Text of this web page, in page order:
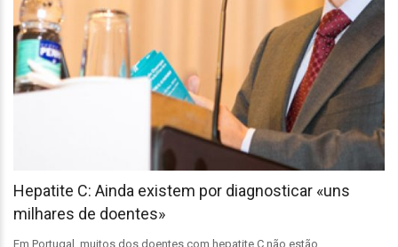
Hepatite C: Ainda existem por diagnosticar «uns
milhares de doentes»
Em Portugal, muitos dos doentes com hepatite C não estão